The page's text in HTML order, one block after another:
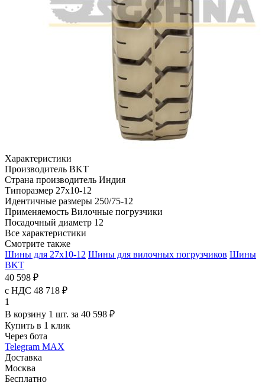
Характеристики
Производитель BKT
Страна производитель Индия
Типоразмер 27x10-12
Идентичные размеры 250/75-12
Применяемость Вилочные погрузчики
Посадочный диаметр 12
Все характеристики
Смотрите также
Шины для 27x10-12 Шины для вилочных погрузчиков Шины
BKT
40 598 ₽
с НДС 48 718 ₽
1
В корзину 1 шт. за 40 598 ₽
Купить в 1 клик
Через бота
Telegram MAX
Доставка
Москва
Бесплатно